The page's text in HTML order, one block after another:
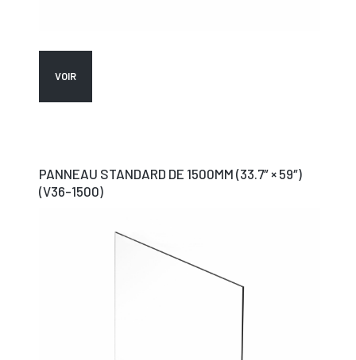
VOIR
PANNEAU STANDARD DE 1500MM (33.7″ × 59″)
(V36-1500)